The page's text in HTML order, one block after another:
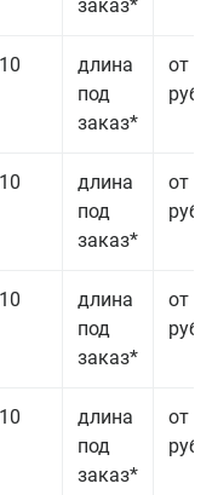
заказ*
длина
под
заказ*
от
руб.
длина
под
заказ*
от
руб.
длина
под
заказ*
от
руб.
длина
под
заказ*
от
руб.